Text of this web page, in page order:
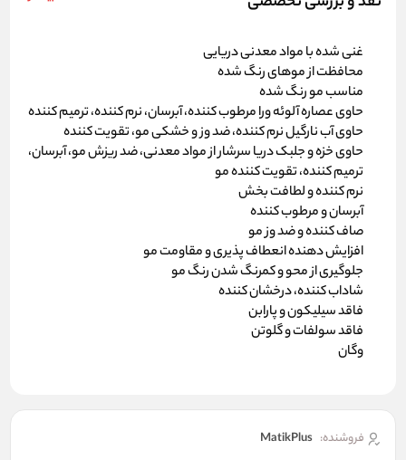
غنی شده با مواد معدنی دریایی
محافظت از موهای رنگ شده
مناسب مو رنگ شده
حاوی عصاره آلوئه ورا مرطوب کننده، آبرسان، نرم کننده، ترمیم کننده
حاوی آب نارگیل نرم کننده، ضد وز و خشکی مو، تقویت کننده
حاوی خزه و جلبک دریا سرشار از مواد معدنی، ضد ریزش مو، آبرسان،
ترمیم کننده، تقویت کننده مو
نرم کننده و لطافت بخش
آبرسان و مرطوب کننده
صاف کننده و ضد وز مو
افزایش دهنده انعطاف پذیری و مقاومت مو
جلوگیری از محو و کمرنگ شدن رنگ مو
شاداب کننده، درخشان کننده
فاقد سیلیکون و پارابن
فاقد سولفات و گلوتن
وگان
فروشنده: MatikPlus